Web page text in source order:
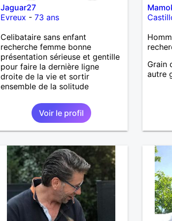
de
vie a
d'
Jaguar27
Evreux - 73 ans
Celibataire sans enfant
recherche femme bonne
présentation sérieuse et gentille
pour faire la dernière ligne
droite de la vie et sortir
ensemble de la solitude
Voir le profil
Grain
autre